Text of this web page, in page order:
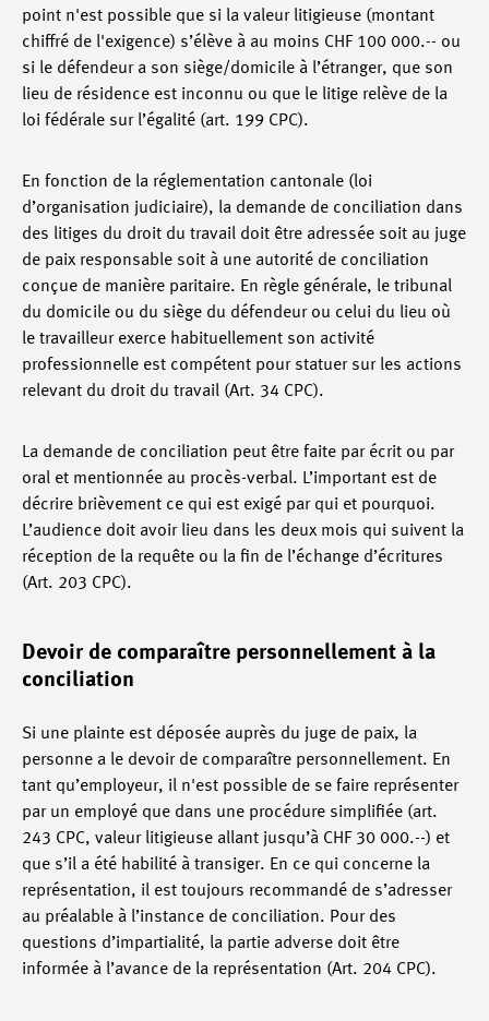
point n'est possible que si la valeur litigieuse (montant
chiffré de l'exigence) s’élève à au moins CHF 100 000.-- ou
si le défendeur a son siège/domicile à l’étranger, que son
lieu de résidence est inconnu ou que le litige relève de la
loi fédérale sur l’égalité (art. 199 CPC).
En fonction de la réglementation cantonale (loi
d’organisation judiciaire), la demande de conciliation dans
des litiges du droit du travail doit être adressée soit au juge
de paix responsable soit à une autorité de conciliation
conçue de manière paritaire. En règle générale, le tribunal
du domicile ou du siège du défendeur ou celui du lieu où
le travailleur exerce habituellement son activité
professionnelle est compétent pour statuer sur les actions
relevant du droit du travail (Art. 34 CPC).
La demande de conciliation peut être faite par écrit ou par
oral et mentionnée au procès-verbal. L’important est de
décrire brièvement ce qui est exigé par qui et pourquoi.
L’audience doit avoir lieu dans les deux mois qui suivent la
réception de la requête ou la fin de l’échange d’écritures
(Art. 203 CPC).
Devoir de comparaître personnellement à la
conciliation
Si une plainte est déposée auprès du juge de paix, la
personne a le devoir de comparaître personnellement. En
tant qu’employeur, il n'est possible de se faire représenter
par un employé que dans une procédure simplifiée (art.
243 CPC, valeur litigieuse allant jusqu’à CHF 30 000.--) et
que s’il a été habilité à transiger. En ce qui concerne la
représentation, il est toujours recommandé de s’adresser
au préalable à l’instance de conciliation. Pour des
questions d’impartialité, la partie adverse doit être
informée à l’avance de la représentation (Art. 204 CPC).